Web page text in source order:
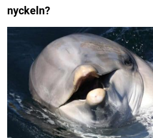
nyckeln?